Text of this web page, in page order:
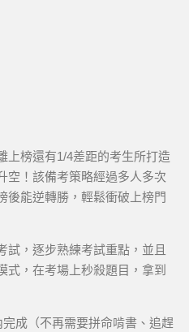
上榜還有1/4差距的考生所打造
空！該備考策略經過多人多次
後能逆轉勝，輕鬆衝破上榜門
試，逐步熟練考試重點，並且
式，在考場上秒殺題目，拿到
成（不再需要拼命啃書、追趕